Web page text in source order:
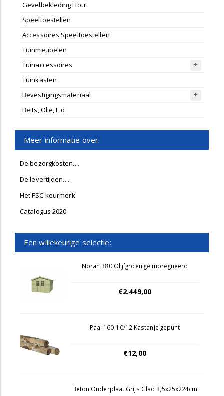
Gevelbekleding Hout
Speeltoestellen
Accessoires Speeltoestellen
Tuinmeubelen
Tuinaccessoires
Tuinkasten
Bevestigingsmateriaal
Beits, Olie, E.d.
Meer informatie over:
De bezorgkosten....
De levertijden.....
Het FSC-keurmerk
Catalogus 2020
Een willekeurige selectie:
Norah 380 Olijfgroen geimpregneerd
€2.449,00
Paal 160-10/12 Kastanje gepunt
€12,00
Beton Onderplaat Grijs Glad 3,5x25x224cm